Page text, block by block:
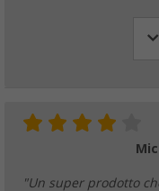
"Un super prodotto